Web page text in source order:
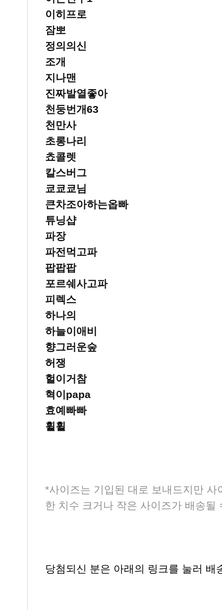
이히프로
잠뽀
정의의신
조개
지나맨
진짜발열좋아
천둥번개63
천만사
초롱나리
쵸콜렛
칼스버그
쿄쿄쿄님
큰차조아하는옵빠
튜닝샵
파장
파전먹고파
팝팝팝
포르쉐사고파
피렉스
하나의
하늘이애비
향그러운숲
허쟁
헐이거참
혁이papa
효예빠빠
휠휠
*사이즈는 기입된 대로 보내드지만
한 치수 크거나 작은 사이즈가 배송될
당첨되신 분은 아래의 링크를 눌러 배